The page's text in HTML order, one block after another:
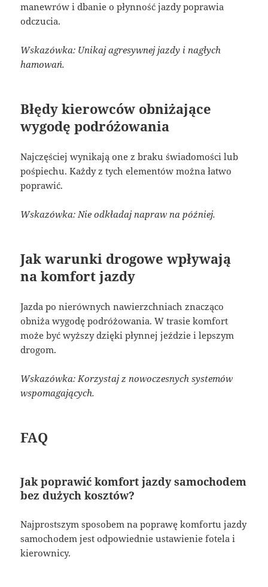
manewrów i dbanie o płynność jazdy poprawia
odczucia.
Wskazówka: Unikaj agresywnej jazdy i nagłych
hamowań.
Błędy kierowców obniżające
wygodę podróżowania
Najczęściej wynikają one z braku świadomości lub
pośpiechu. Każdy z tych elementów można łatwo
poprawić.
Wskazówka: Nie odkładaj napraw na później.
Jak warunki drogowe wpływają
na komfort jazdy
Jazda po nierównych nawierzchniach znacząco
obniża wygodę podróżowania. W trasie komfort
może być wyższy dzięki płynnej jeździe i lepszym
drogom.
Wskazówka: Korzystaj z nowoczesnych systemów
wspomagających.
FAQ
Jak poprawić komfort jazdy samochodem
bez dużych kosztów?
Najprostszym sposobem na poprawę komfortu jazdy
samochodem jest odpowiednie ustawienie fotela i
kierownicy.